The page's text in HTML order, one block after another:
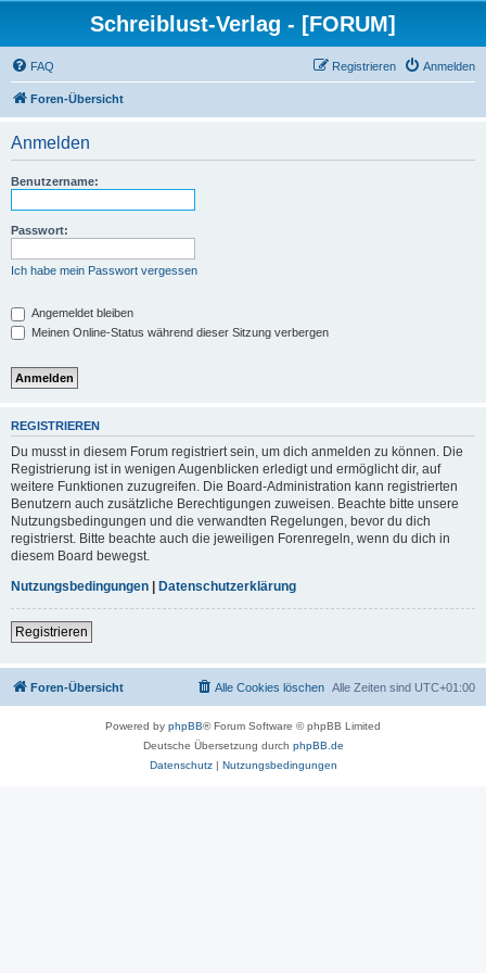
Schreiblust-Verlag - [FORUM]
FAQ Anmelden
Registrieren
Foren-Übersicht
Anmelden
Benutzername:
Passwort:
Ich habe mein Passwort vergessen
Angemeldet bleiben
Meinen Online-Status während dieser Sitzung verbergen
REGISTRIEREN
Du musst in diesem Forum registriert sein, um dich anmelden zu können. Die
Registrierung ist in wenigen Augenblicken erledigt und ermöglicht dir, auf
weitere Funktionen zuzugreifen. Die Board-Administration kann registrierten
Benutzern auch zusätzliche Berechtigungen zuweisen. Beachte bitte unsere
Nutzungsbedingungen und die verwandten Regelungen, bevor du dich
registrierst. Bitte beachte auch die jeweiligen Forenregeln, wenn du dich in
diesem Board bewegst.
Nutzungsbedingungen | Datenschutzerklärung
Registrieren
Foren-Übersicht Alle Zeiten sind UTC+01:00
Alle Cookies löschen
Powered by phpBB® Forum Software © phpBB Limited
Deutsche Übersetzung durch phpBB.de
Datenschutz| Nutzungsbedingungen